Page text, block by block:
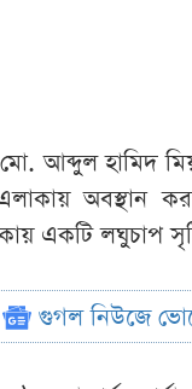
আব্দুল হামিদ
অবস্থান
একটি লঘুচাপ
গুগল নিউজে